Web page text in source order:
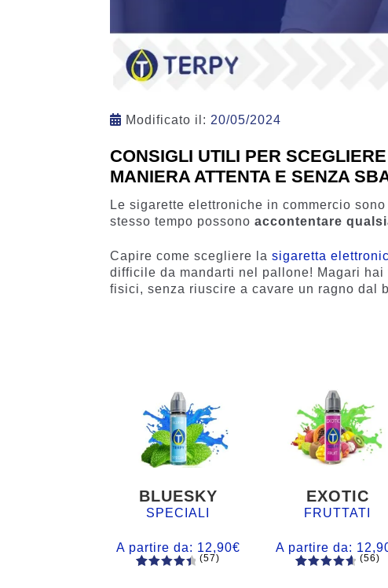
Modificato il: 20/05/2024
CONSIGLI UTILI PER
MANIERA ATTENTA E SENZA
Le sigarette elettroniche in commercio
stesso tempo possonoaccontentare
Capire come scegliere lasigaretta
difficile da mandarti nel pallone! Magari
fisici, senza riuscire a cavare un ragno dal
BLUESKY
SPECIALI
A partire da: 12,90€
(57)
EXOTIC
FRUTTATI
A partire da:
(56)